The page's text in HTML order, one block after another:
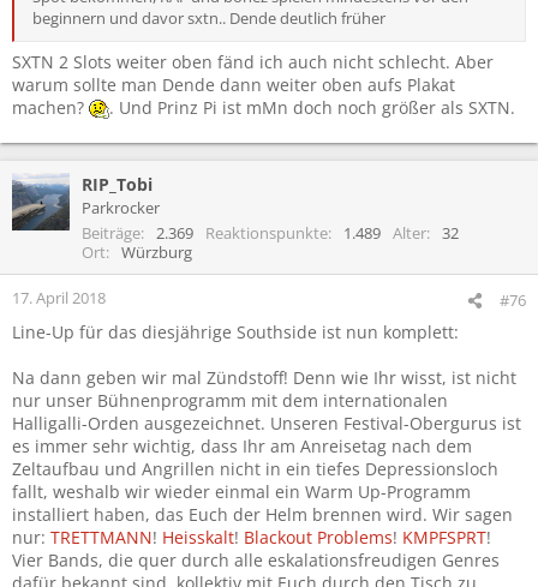
beginnern und davor sxtn.. Dende deutlich früher
SXTN 2 Slots weiter oben fänd ich auch nicht schlecht. Aber
warum sollte man Dende dann weiter oben aufs Plakat
machen?
. Und Prinz Pi ist mMn doch noch größer als SXTN.
RIP_Tobi
Parkrocker
Beiträge
2.369 Reaktionspunkte 1.489 Alter
32
Ort
Würzburg
17. April 2018 #76
Line-Up für das diesjährige Southside ist nun komplett:
Na dann geben wir mal Zündstoff! Denn wie Ihr wisst, ist nicht
nur unser Bühnenprogramm mit dem internationalen
Halligalli-Orden ausgezeichnet. Unseren Festival-Obergurus ist
es immer sehr wichtig, dass Ihr am Anreisetag nach dem
Zeltaufbau und Angrillen nicht in ein tiefes Depressionsloch
fallt, weshalb wir wieder einmal ein Warm Up-Programm
installiert haben, das Euch der Helm brennen wird. Wir sagen
nur: TRETTMANN! Heisskalt! Blackout Problems! KMPFSPRT!
Vier Bands, die quer durch alle eskalationsfreudigen Genres